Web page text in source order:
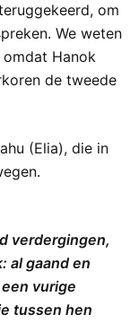
om
We weten
Hanok
de tweede
(Elia), die in
verdergingen,
al gaand en
vurige
tussen hen